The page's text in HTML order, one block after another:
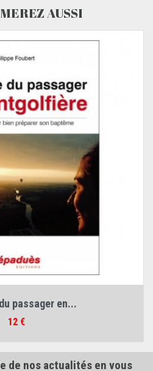
AUSSI
passager en...
Prix
12 €
de nos actualités en vous